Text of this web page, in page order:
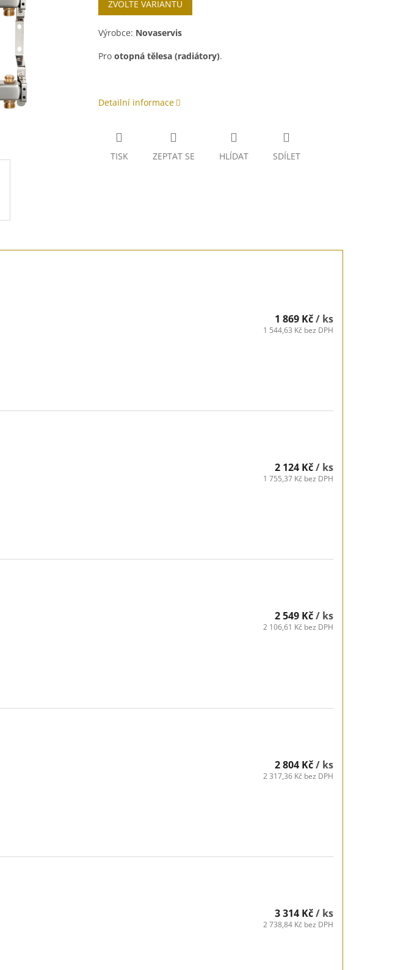
cena:
ZVOLTE VARIANTU
Výrobce: Novaservis
Prootopná tělesa (radiátory).
Detailní informace
TISK ZEPTAT SE HLÍDAT SDÍLET
1 869 Kč/ ks
1 544,63 Kč bez DPH
2 124 Kč/ ks
1 755,37 Kč bez DPH
2 549 Kč/ ks
2 106,61 Kč bez DPH
2 804 Kč/ ks
2 317,36 Kč bez DPH
3 314 Kč/ ks
2 738,84 Kč bez DPH